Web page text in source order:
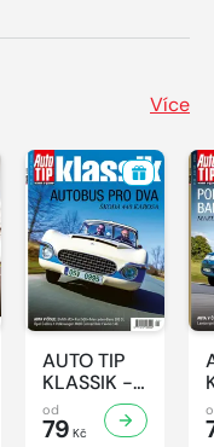
Více
AUTO TIP
KLASSIK -
5/2026
od
79 Kč